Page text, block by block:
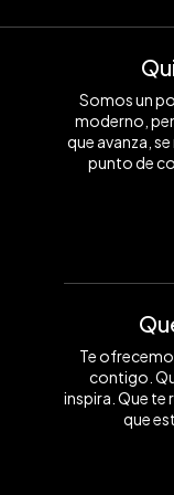
Somos un
moderno,
que avanza,
punto de
Te
contigo.
inspira. Que te
que